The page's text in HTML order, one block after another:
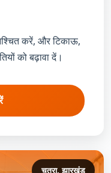
करें, और टिकाऊ,
को बढ़ावा दें।
चतरा, झारखंड